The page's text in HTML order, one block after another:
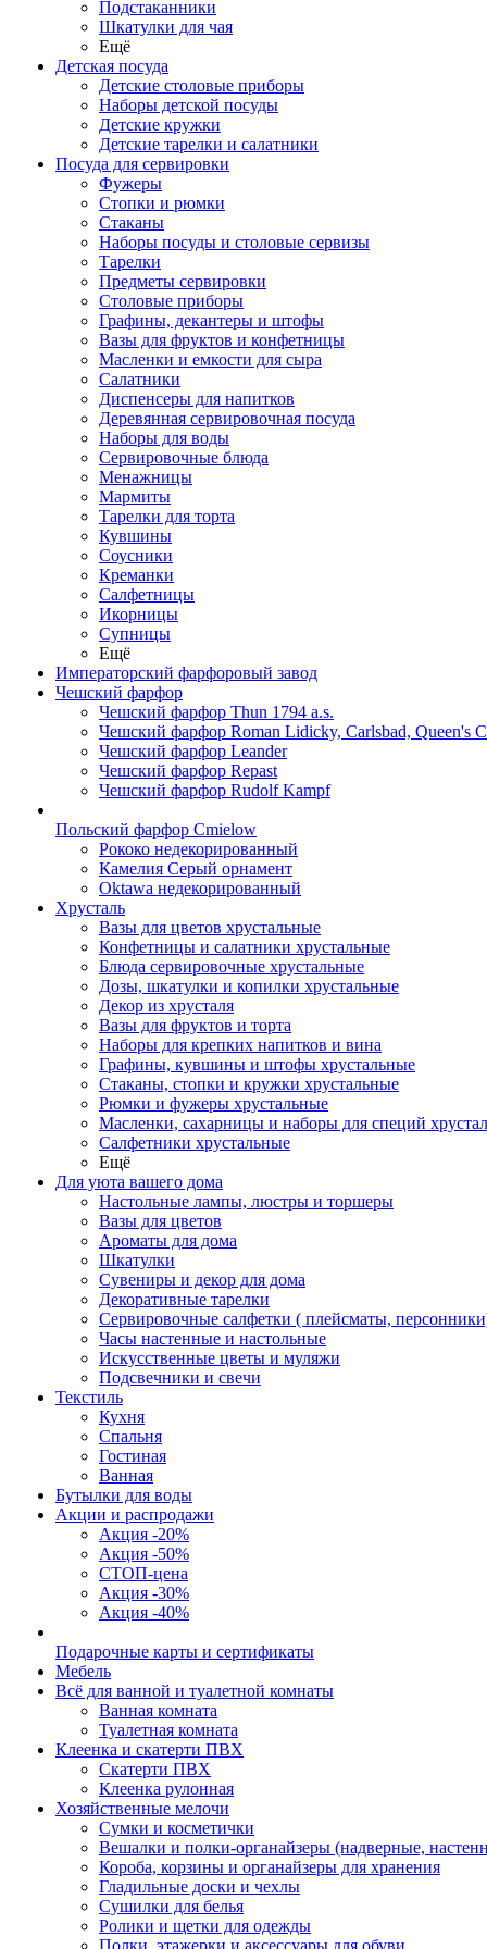
Подстаканники
Шкатулки для чая
Ещё
Детская посуда
Детские столовые приборы
Наборы детской посуды
Детские кружки
Детские тарелки и салатники
Посуда для сервировки
Фужеры
Стопки и рюмки
Стаканы
Наборы посуды и столовые сервизы
Тарелки
Предметы сервировки
Столовые приборы
Графины, декантеры и штофы
Вазы для фруктов и конфетницы
Масленки и емкости для сыра
Салатники
Диспенсеры для напитков
Деревянная сервировочная посуда
Наборы для воды
Сервировочные блюда
Менажницы
Мармиты
Тарелки для торта
Кувшины
Соусники
Креманки
Салфетницы
Икорницы
Супницы
Ещё
Императорский фарфоровый завод
Чешский фарфор
Чешский фарфор Thun 1794 a.s.
Чешский фарфор Roman Lidicky, Carlsbad, Queen's
Чешский фарфор Leander
Чешский фарфор Repast
Чешский фарфор Rudolf Kampf
Польский фарфор Сmielow
Рококо недекорированный
Камелия Серый орнамент
Oktawa недекорированный
Хрусталь
Вазы для цветов хрустальные
Конфетницы и салатники хрустальные
Блюда сервировочные хрустальные
Дозы, шкатулки и копилки хрустальные
Декор из хрусталя
Вазы для фруктов и торта
Наборы для крепких напитков и вина
Графины, кувшины и штофы хрустальные
Стаканы, стопки и кружки хрустальные
Рюмки и фужеры хрустальные
Масленки, сахарницы и наборы для специй
Салфетники хрустальные
Ещё
Для уюта вашего дома
Настольные лампы, люстры и торшеры
Вазы для цветов
Ароматы для дома
Шкатулки
Сувениры и декор для дома
Декоративные тарелки
Сервировочные салфетки ( плейсматы,
Часы настенные и настольные
Искусственные цветы и муляжи
Подсвечники и свечи
Текстиль
Кухня
Спальня
Гостиная
Ванная
Бутылки для воды
Акции и распродажи
Акция -20%
Акция -50%
СТОП-цена
Акция -30%
Акция -40%
Подарочные карты и сертификаты
Мебель
Всё для ванной и туалетной комнаты
Ванная комната
Туалетная комната
Клеенка и скатерти ПВХ
Скатерти ПВХ
Клеенка рулонная
Хозяйственные мелочи
Сумки и косметички
Вешалки и полки-органайзеры (надверные,
Короба, корзины и органайзеры для хранения
Гладильные доски и чехлы
Сушилки для белья
Ролики и щетки для одежды
Полки, этажерки и аксессуары для обуви